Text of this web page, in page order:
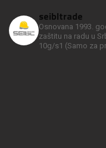
seibltrade
Osnovana 1993.
zaštitu na radu u
10g/s1 (Samo za